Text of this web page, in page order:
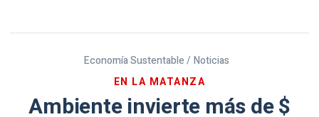
Economía Sustentable / Noticias
EN LA MATANZA
Ambiente invierte más de $